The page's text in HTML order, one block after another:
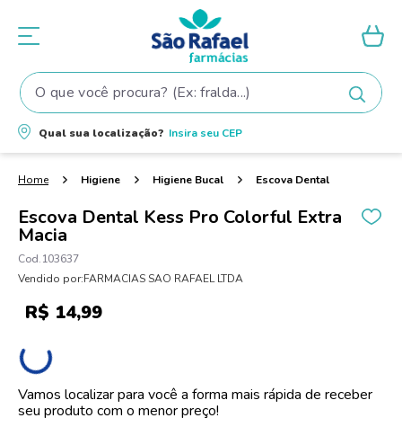
O que você procura? (Ex: fralda...)
Qual sua localização? Insira seu CEP
Higiene Higiene Bucal Escova Dental
Escova Dental Kess Pro Colorful Extra
Macia
103637
Vendido por:FARMACIAS SAO RAFAEL LTDA
R$ 14,99
Vamos localizar para você a forma mais rápida de receber
seu produto com o menor preço!
Termos mais buscados
1º fralda
shampoo
4º lenço umedecido
5º tintura cabelo
8º
9º esmalte
10